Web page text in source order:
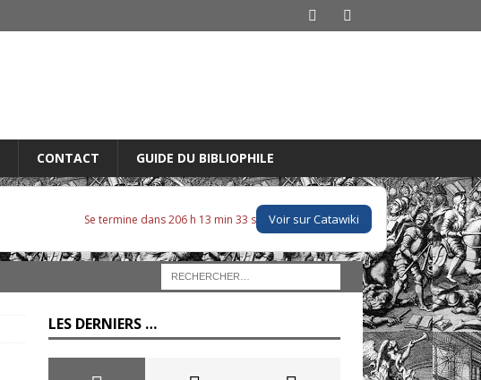
CONTACT GUIDE DU BIBLIOPHILE
Se termine dans 206 h 13 min 32 s Voir sur Catawiki
LES DERNIERS …